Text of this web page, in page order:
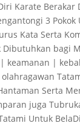
Karate Berakar
3 Pokok
Kata Serta
Dibutuhkan bagi
keamanan |
Serta
juga
Untuk